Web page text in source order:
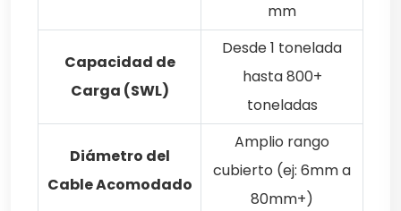
mm
Capacidad de
Carga (SWL)
Desde 1 tonelada
hasta 800+
toneladas
Diámetro del
Cable Acomodado
Amplio rango
cubierto (ej: 6mm a
80mm+)